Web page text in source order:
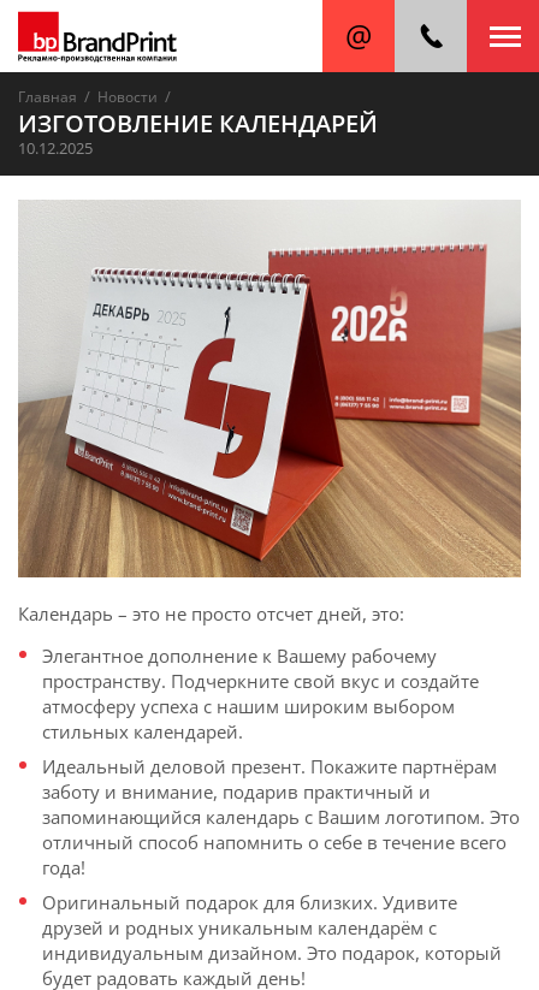
Главная / Новости /
ИЗГОТОВЛЕНИЕ КАЛЕНДАРЕЙ
10.12.2025
Календарь – это не просто отсчет дней, это:
Элегантное дополнение к Вашему рабочему
пространству. Подчеркните свой вкус и создайте
атмосферу успеха с нашим широким выбором
стильных календарей.
Идеальный деловой презент. Покажите партнёрам
заботу и внимание, подарив практичный и
запоминающийся календарь с Вашим логотипом. Это
отличный способ напомнить о себе в течение всего
года!
Оригинальный подарок для близких. Удивите
друзей и родных уникальным календарём с
индивидуальным дизайном. Это подарок, который
будет радовать каждый день!